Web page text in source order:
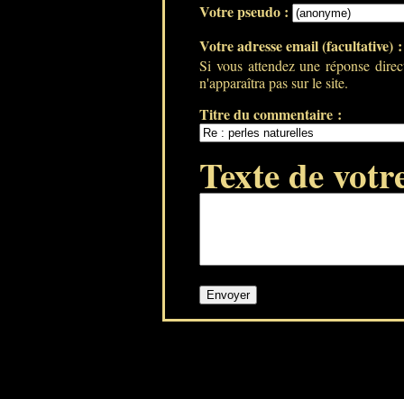
Votre pseudo :
Votre adresse email (facultative)
Si vous attendez une réponse
n'apparaîtra pas sur le site.
Titre du commentaire :
Texte de